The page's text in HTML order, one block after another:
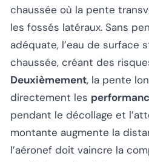
chaussée où la pente
les fossés latéraux. Sans
adéquate, l’eau de surface
chaussée, créant des
Deuxièmement, la pente
directement les
pendant le décollage et
montante augmente la
l’aéronef doit vaincre la